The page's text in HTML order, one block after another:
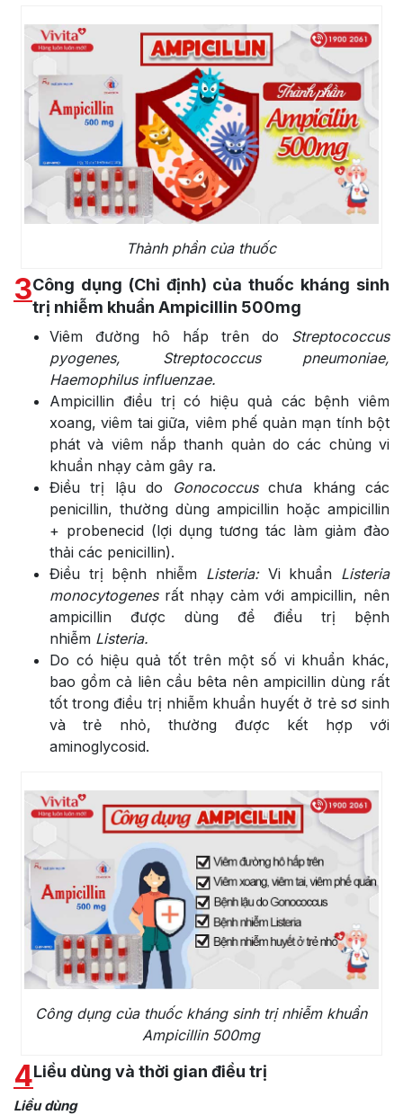
Thành phần của thuốc
3Công dụng (Chỉ định) của thuốc kháng sinh
trị nhiễm khuẩn Ampicillin 500mg
Viêm đường hô hấp trên do Streptococcus
pyogenes, Streptococcus pneumoniae,
Haemophilus influenzae.
Ampicillin điều trị có hiệu quả các bệnh viêm
xoang, viêm tai giữa, viêm phế quản mạn tính bột
phát và viêm nắp thanh quản do các chủng vi
khuẩn nhạy cảm gây ra.
Điều trị lậu do Gonococcuschưa kháng các
penicillin, thường dùng ampicillin hoặc ampicillin
+ probenecid (lợi dụng tương tác làm giảm đào
thải các penicillin).
Điều trị bệnh nhiễm Listeria: Vi khuẩn Listeria
monocytogenesrất nhạy cảm với ampicillin, nên
ampicillin được dùng để điểu trị bệnh
nhiễm Listeria.
Do có hiệu quả tốt trên một số vi khuẩn khác,
bao gồm cả liên cầu bêta nên ampicillin dùng rất
tốt trong điều trị nhiễm khuẩn huyết ở trẻ sơ sinh
và trẻ nhỏ, thường được kết hợp với
aminoglycosid.
Công dụng của thuốc kháng sinh trị nhiễm khuẩn
Ampicillin 500mg
4Liều dùng và thời gian điều trị
Liều dùng